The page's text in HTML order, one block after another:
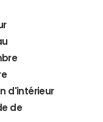
d'intérieur
de